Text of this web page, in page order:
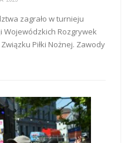
zagrało w turnieju
Wojewódzkich Rozgrywek
Piłki Nożnej. Zawody